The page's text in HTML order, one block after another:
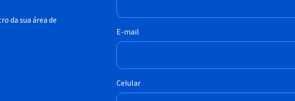
da sua área de
E-mail
Celular